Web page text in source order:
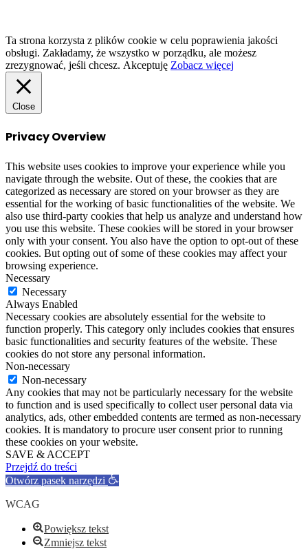
Ta strona korzysta z plików cookie w celu poprawienia jakości
obsługi. Zakładamy, że wszystko w porządku, ale możesz
zrezygnować, jeśli chcesz. Akceptuję Zobacz więcej
Close
Privacy Overview
This website uses cookies to improve your experience while you
navigate through the website. Out of these, the cookies that are
categorized as necessary are stored on your browser as they are
essential for the working of basic functionalities of the website. We
also use third-party cookies that help us analyze and understand how
you use this website. These cookies will be stored in your browser
only with your consent. You also have the option to opt-out of these
cookies. But opting out of some of these cookies may affect your
browsing experience.
Necessary
Necessary
Always Enabled
Necessary cookies are absolutely essential for the website to
function properly. This category only includes cookies that ensures
basic functionalities and security features of the website. These
cookies do not store any personal information.
Non-necessary
Non-necessary
Any cookies that may not be particularly necessary for the website
to function and is used specifically to collect user personal data via
analytics, ads, other embedded contents are termed as non-necessary
cookies. It is mandatory to procure user consent prior to running
these cookies on your website.
SAVE & ACCEPT
Przejdź do treści
Otwórz pasek narzędzi
WCAG
Powiększ tekst
Zmniejsz tekst